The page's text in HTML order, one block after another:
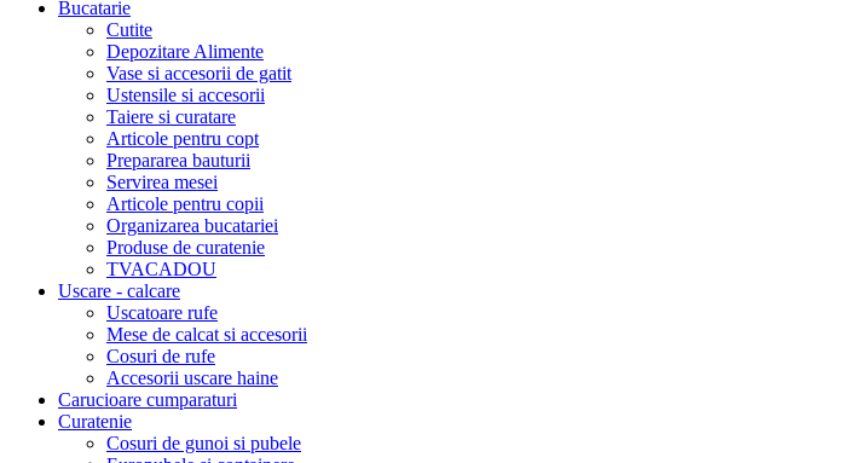
Bucatarie
Cutite
Depozitare Alimente
Vase si accesorii de gatit
Ustensile si accesorii
Taiere si curatare
Articole pentru copt
Prepararea bauturii
Servirea mesei
Articole pentru copii
Organizarea bucatariei
Produse de curatenie
TVACADOU
Uscare - calcare
Uscatoare rufe
Mese de calcat si accesorii
Cosuri de rufe
Accesorii uscare haine
Carucioare cumparaturi
Curatenie
Cosuri de gunoi si pubele